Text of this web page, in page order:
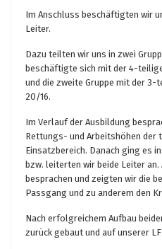
Im Anschluss beschäftigten wir
Leiter.
Dazu teilten wir uns in zwei
beschäftigte sich mit der 4-
und die zweite Gruppe mit der
20/16.
Im Verlauf der Ausbildung
Rettungs- und Arbeitshöhen der
Einsatzbereich. Danach ging es
bzw. leiterten wir beide Leiter
besprachen und zeigten wir die
Passgang und zu anderem den
Nach erfolgreichem Aufbau
zurück gebaut und auf unserer